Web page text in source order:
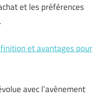
et les préférences
et avantages pour
avec l’avènement